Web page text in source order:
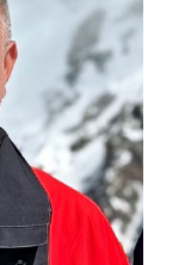
onway